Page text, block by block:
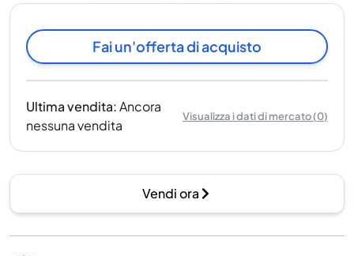
Fai un'offerta di acquisto
Ultima vendita:Ancora
nessuna vendita
Visualizza i dati di mercato(0)
Vendi ora